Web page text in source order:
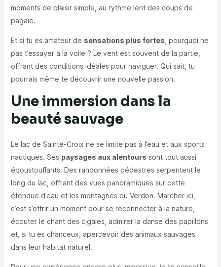
moments de plaisir simple, au rythme lent des coups de
pagaie.
Et si tu es amateur de sensations plus fortes , pourquoi ne
pas t’essayer à la voile ? Le vent est souvent de la partie,
offrant des conditions idéales pour naviguer. Qui sait, tu
pourrais même te découvrir une nouvelle passion.
Une immersion dans la
beauté sauvage
Le lac de Sainte-Croix ne se limite pas à l’eau et aux sports
nautiques. Ses paysages aux alentours sont tout aussi
époustouflants. Des randonnées pédestres serpentent le
long du lac, offrant des vues panoramiques sur cette
étendue d’eau et les montagnes du Verdon. Marcher ici,
c’est s’offrir un moment pour se reconnecter à la nature,
écouter le chant des cigales, admirer la danse des papillons
et, si tu es chanceux, apercevoir des animaux sauvages
dans leur habitat naturel.